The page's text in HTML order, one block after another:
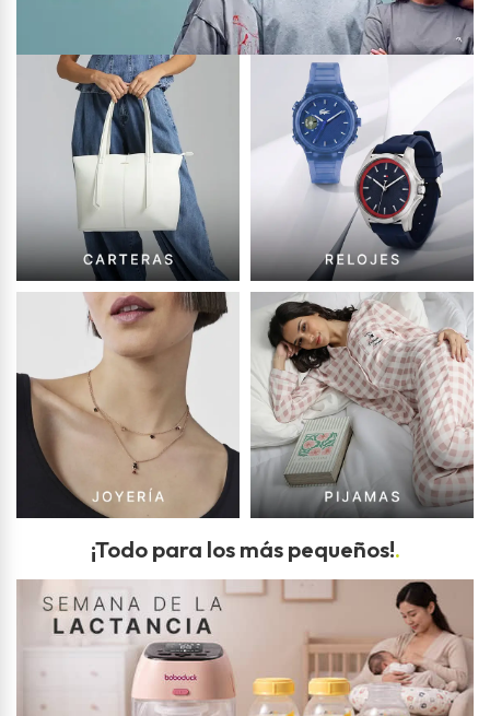
¡Todo para los más pequeños!.